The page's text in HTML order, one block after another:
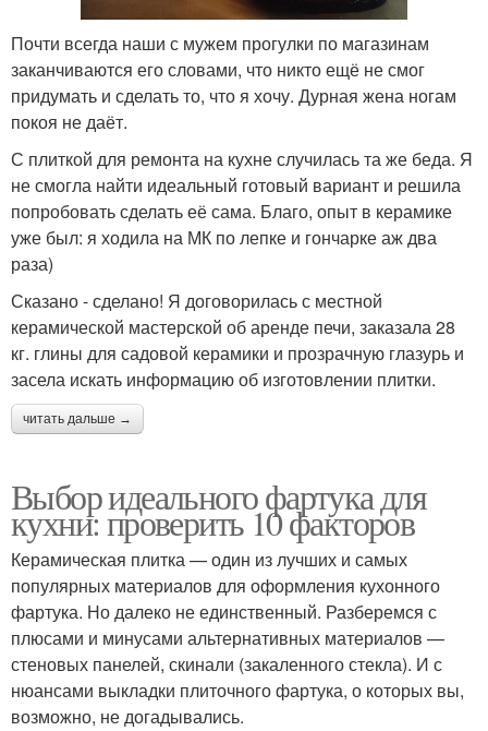
Почти всегда наши с мужем прогулки по магазинам
заканчиваются его словами, что никто ещё не смог
придумать и сделать то, что я хочу. Дурная жена ногам
покоя не даёт.
С плиткой для ремонта на кухне случилась та же беда. Я
не смогла найти идеальный готовый вариант и решила
попробовать сделать её сама. Благо, опыт в керамике
уже был: я ходила на МК по лепке и гончарке аж два
раза)
Сказано - сделано! Я договорилась с местной
керамической мастерской об аренде печи, заказала 28
кг. глины для садовой керамики и прозрачную глазурь и
засела искать информацию об изготовлении плитки.
читать дальше →
Выбор идеального фартука для
кухни: проверить 10 факторов
Керамическая плитка — один из лучших и самых
популярных материалов для оформления кухонного
фартука. Но далеко не единственный. Разберемся с
плюсами и минусами альтернативных материалов —
стеновых панелей, скинали (закаленного стекла). И с
нюансами выкладки плиточного фартука, о которых вы,
возможно, не догадывались.